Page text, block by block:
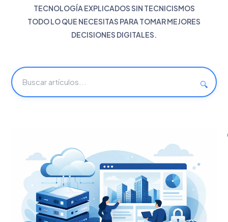
TECNOLOGÍA EXPLICADOS SIN TECNICISMOS
TODO LO QUE NECESITAS PARA TOMAR MEJORES
DECISIONES DIGITALES.
🔍